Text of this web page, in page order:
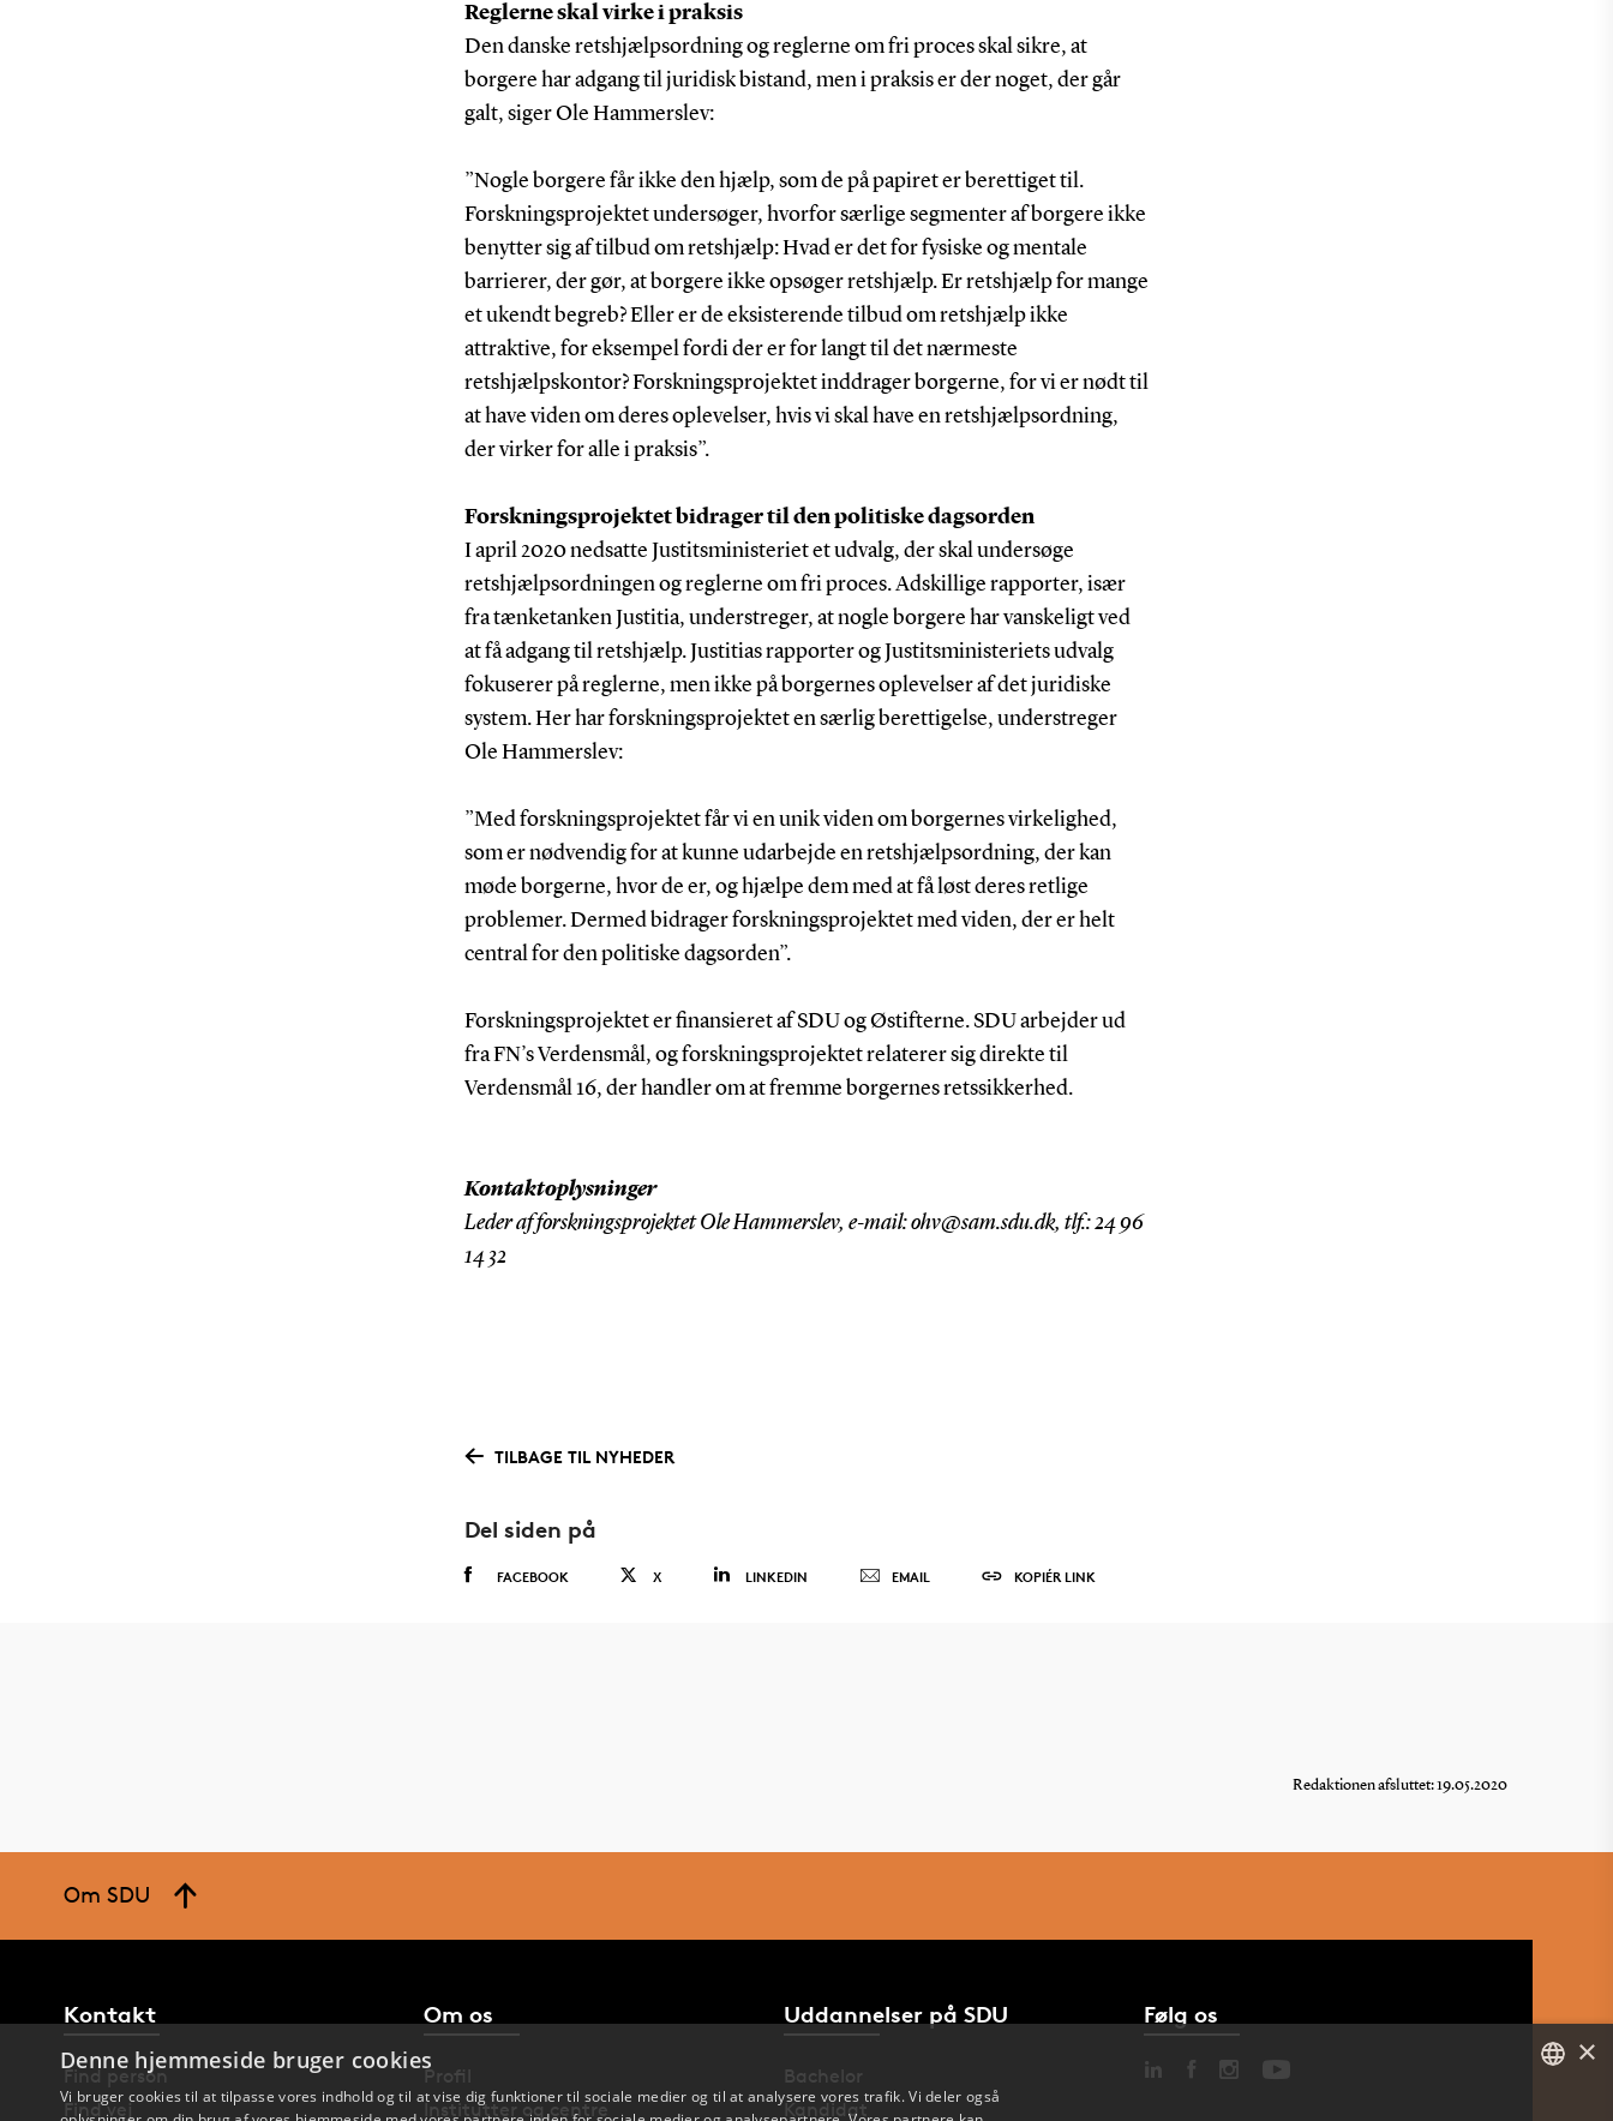
Reglerne skal virke i praksis
Den danske retshjælpsordning og reglerne om fri proces skal sikre, at
borgere har adgang til juridisk bistand, men i praksis er der noget, der går
galt, siger Ole Hammerslev:
”Nogle borgere får ikke den hjælp, som de på papiret er berettiget til.
Forskningsprojektet undersøger, hvorfor særlige segmenter af borgere ikke
benytter sig af tilbud om retshjælp: Hvad er det for fysiske og mentale
barrierer, der gør, at borgere ikke opsøger retshjælp. Er retshjælp for mange
et ukendt begreb? Eller er de eksisterende tilbud om retshjælp ikke
attraktive, for eksempel fordi der er for langt til det nærmeste
retshjælpskontor? Forskningsprojektet inddrager borgerne, for vi er nødt til
at have viden om deres oplevelser, hvis vi skal have en retshjælpsordning,
der virker for alle i praksis”.
Forskningsprojektet bidrager til den politiske dagsorden
I april 2020 nedsatte Justitsministeriet et udvalg, der skal undersøge
retshjælpsordningen og reglerne om fri proces. Adskillige rapporter, især
fra tænketanken Justitia, understreger, at nogle borgere har vanskeligt ved
at få adgang til retshjælp. Justitias rapporter og Justitsministeriets udvalg
fokuserer på reglerne, men ikke på borgernes oplevelser af det juridiske
system. Her har forskningsprojektet en særlig berettigelse, understreger
Ole Hammerslev:
”Med forskningsprojektet får vi en unik viden om borgernes virkelighed,
som er nødvendig for at kunne udarbejde en retshjælpsordning, der kan
møde borgerne, hvor de er, og hjælpe dem med at få løst deres retlige
problemer. Dermed bidrager forskningsprojektet med viden, der er helt
central for den politiske dagsorden”.
Forskningsprojektet er finansieret af SDU og Østifterne. SDU arbejder ud
fra FN’s Verdensmål, og forskningsprojektet relaterer sig direkte til
Verdensmål 16, der handler om at fremme borgernes retssikkerhed.
Kontaktoplysninger
Leder af forskningsprojektet Ole Hammerslev, e-mail: ohv@sam.sdu.dk, tlf.: 24 96
14 32
TILBAGE TIL NYHEDER
Del siden på
FACEBOOK X LINKEDIN EMAIL KOPIÉR LINK
Redaktionen afsluttet: 19.05.2020
Om SDU
Kontakt
Find person
Find vej
Om os
Profil
Institutter og centre
Uddannelser på SDU
Bachelor
Kandidat
Følg os
×
Denne hjemmeside bruger cookies
Vi bruger cookies til at tilpasse vores indhold og til at vise dig funktioner til sociale medier og til at analysere vores trafik. Vi deler også